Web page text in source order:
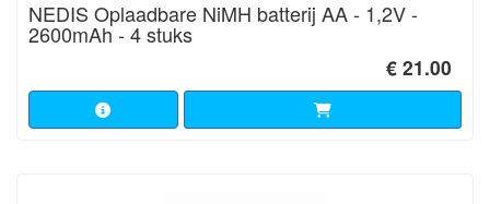
NEDIS Oplaadbare NiMH batterij AA - 1,2V -
2600mAh - 4 stuks
€ 21.00